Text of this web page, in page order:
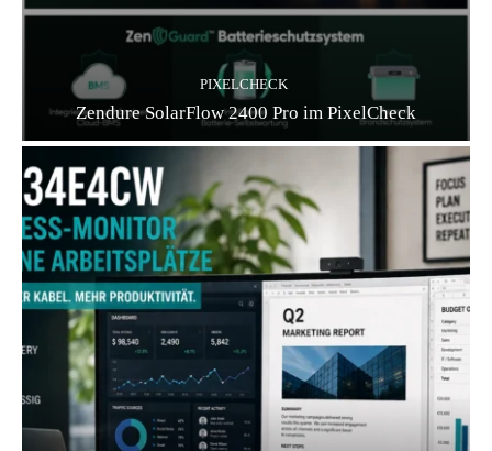
PIXELCHECK
Zendure SolarFlow 2400 Pro im PixelCheck